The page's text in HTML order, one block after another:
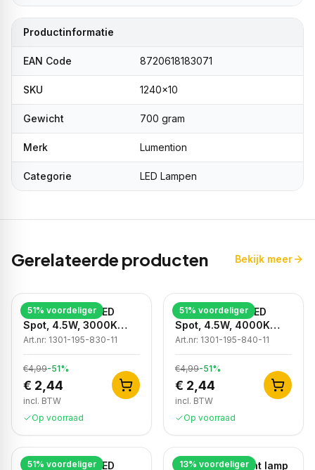
Productinformatie
EAN Code 8720618183071
SKU 1240x10
Gewicht 700 gram
Merk Lumention
Categorie LED Lampen
Gerelateerde producten Bekijk meer
51% voordeliger
Dimbare GU10 LED
Spot, 4.5W, 3000K
Warm Wit, IP20
Art.nr: 1301-195-830-11
€4,99-51%
€ 2,44
incl. BTW
Op voorraad
51% voordeliger
Dimbare GU10 LED
Spot, 4.5W, 4000K
Neutraal Wit, IP20
Art.nr: 1301-195-840-11
€4,99-51%
€ 2,44
incl. BTW
Op voorraad
51% voordeliger
Dimbare GU10 LED 13% voordeliger
Dimbare Filament lamp